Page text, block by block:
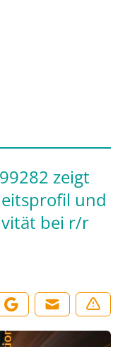
zeigt
und
bei r/r